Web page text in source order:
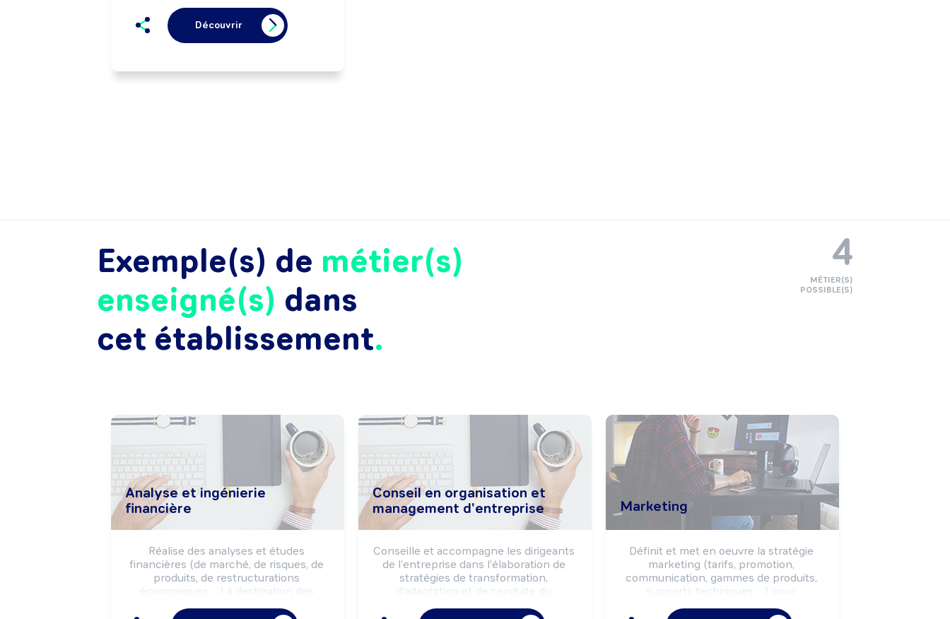
Découvrir
Exemple(s) de métier(s)
enseigné(s) dans
cet établissement
Analyse et ingénierie
financière
Réalise des analyses et études
financières (de marché, de risques, de
produits, de restructurations
économiques, ...) à destination des
Conseil en organisation et
management d'entreprise
Conseille et accompagne les dirigeants
de l'entreprise dans l'élaboration de
stratégies de transformation,
d'adaptation et de conduite du
Marketing
Définit et met en oeuvre la stratégie
marketing (tarifs, promotion,
communication, gammes de produits,
supports techniques, ...) pour
4
MÉTIER(S)
POSSIBLE(S)